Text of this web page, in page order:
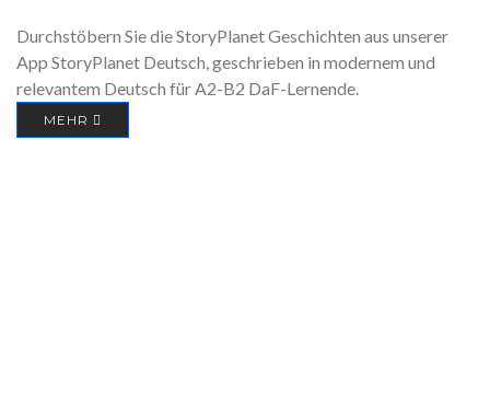
Durchstöbern Sie die StoryPlanet Geschichten aus unserer
App StoryPlanet Deutsch, geschrieben in modernem und
relevantem Deutsch für A2-B2 DaF-Lernende.
MEHR